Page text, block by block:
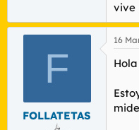
vive
F
FOLLATETAS
16